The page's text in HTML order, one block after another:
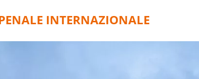
INTERNAZIONALE